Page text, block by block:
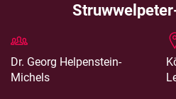
Dr. Georg Helpenstein-
Michels